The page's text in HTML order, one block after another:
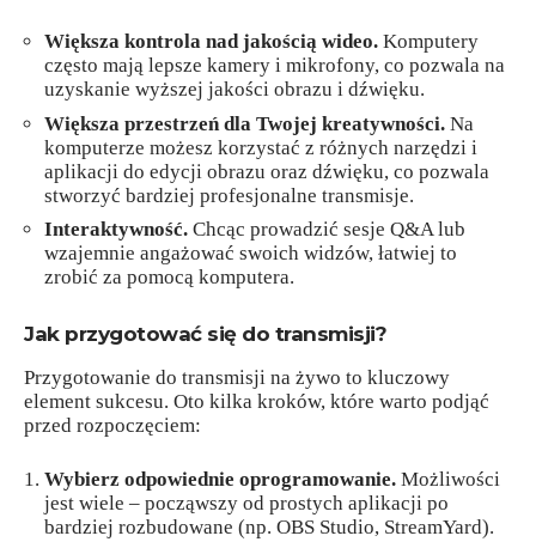
Większa kontrola nad jakością wideo. Komputery
często mają lepsze kamery i mikrofony, co pozwala na
uzyskanie wyższej jakości obrazu i dźwięku.
Większa przestrzeń dla Twojej kreatywności. Na
komputerze możesz korzystać z różnych narzędzi i
aplikacji do edycji obrazu oraz dźwięku, co pozwala
stworzyć bardziej profesjonalne transmisje.
Interaktywność. Chcąc prowadzić sesje Q&A lub
wzajemnie angażować swoich widzów, łatwiej to
zrobić za pomocą komputera.
Jak przygotować się do transmisji?
Przygotowanie do transmisji na żywo to kluczowy
element sukcesu. Oto kilka kroków, które warto podjąć
przed rozpoczęciem:
Wybierz odpowiednie oprogramowanie. Możliwości
jest wiele – począwszy od prostych aplikacji po
bardziej rozbudowane (np. OBS Studio, StreamYard).